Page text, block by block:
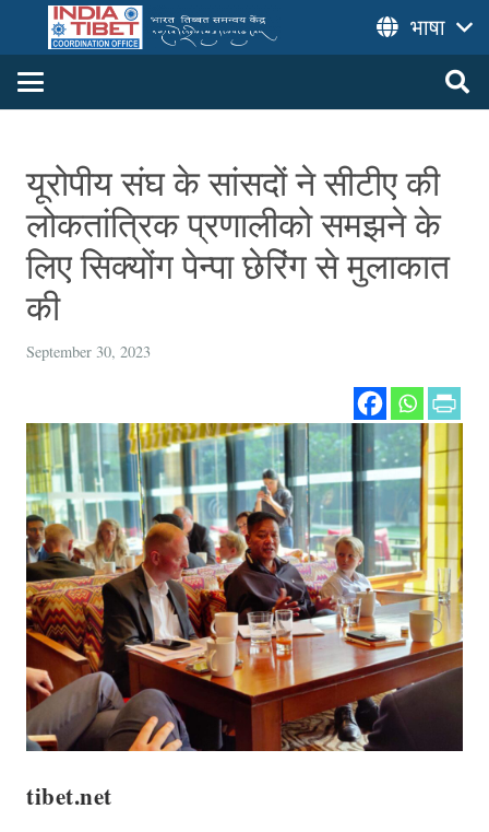
भाषा
यूरोपीय संघ के सांसदों ने सीटीए की
लोकतांत्रिक प्रणालीको समझने के
लिए सिक्योंग पेन्पा छेरिंग से मुलाकात
की
September 30, 2023
tibet.net